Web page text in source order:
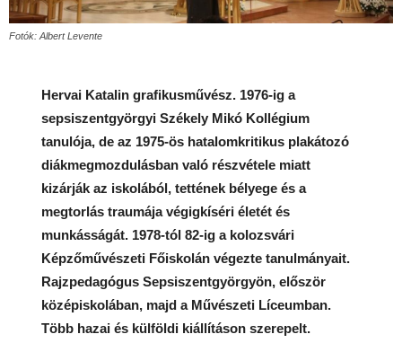
Fotók: Albert Levente
Hervai Katalin grafikusművész. 1976-ig a
sepsiszentgyörgyi Székely Mikó Kollégium
tanulója, de az 1975-ös hatalomkritikus plakátozó
diákmegmozdulásban való részvétele miatt
kizárják az iskolából, tettének bélyege és a
megtorlás traumája végigkíséri életét és
munkásságát. 1978-tól 82-ig a kolozsvári
Képzőművészeti Főiskolán végezte tanulmányait.
Rajzpedagógus Sepsiszentgyörgyön, először
középiskolában, majd a Művészeti Líceumban.
Több hazai és külföldi kiállításon szerepelt.